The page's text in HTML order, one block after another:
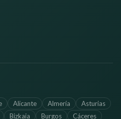
Alicante Almería
Asturias
Bizkaia Burgos
Cáceres